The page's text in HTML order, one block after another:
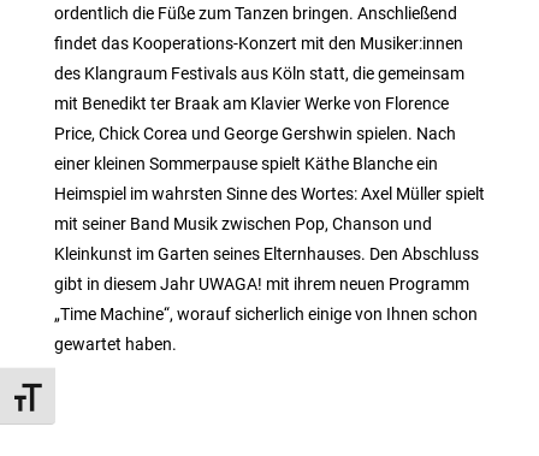
Schrift vergrößern
ordentlich die Füße zum Tanzen bringen. Anschließend
findet das Kooperations-Konzert mit den Musiker:innen
des Klangraum Festivals aus Köln statt, die gemeinsam
mit Benedikt ter Braak am Klavier Werke von Florence
Price, Chick Corea und George Gershwin spielen. Nach
einer kleinen Sommerpause spielt Käthe Blanche ein
Heimspiel im wahrsten Sinne des Wortes: Axel Müller spielt
mit seiner Band Musik zwischen Pop, Chanson und
Kleinkunst im Garten seines Elternhauses. Den Abschluss
gibt in diesem Jahr UWAGA! mit ihrem neuen Programm
„Time Machine“, worauf sicherlich einige von Ihnen schon
gewartet haben.